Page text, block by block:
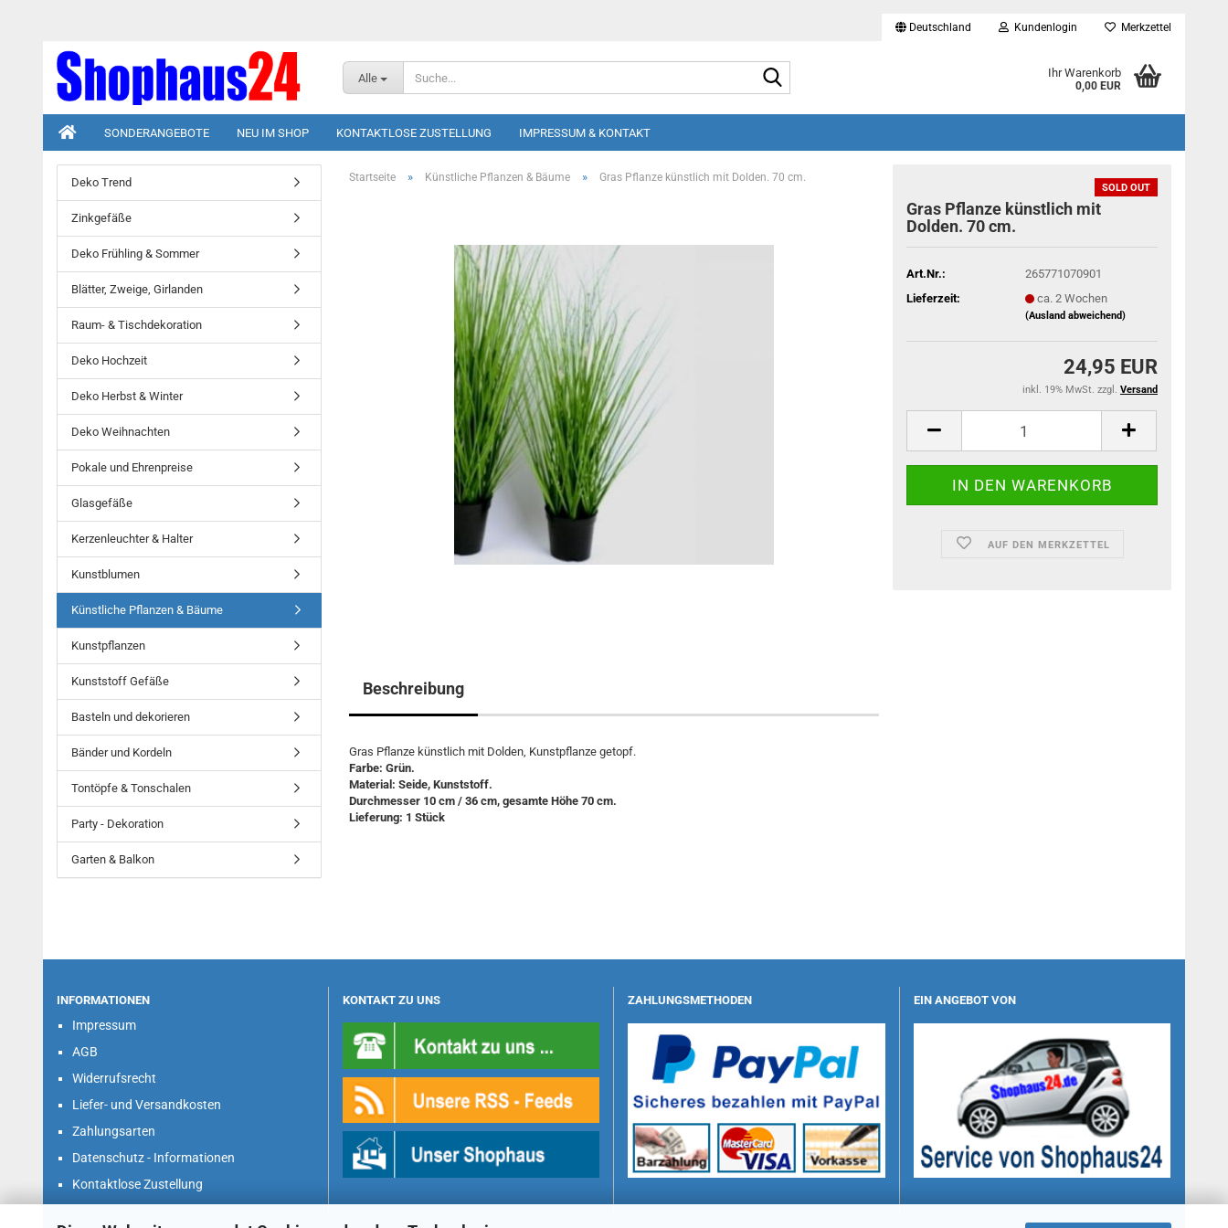
Deutschland Kundenlogin Merkzettel
Alle Ihr Warenkorb
0,00 EUR
SONDERANGEBOTE NEU IM SHOP KONTAKTLOSE ZUSTELLUNG IMPRESSUM & KONTAKT
Startseite » Künstliche Pflanzen & Bäume » Gras Pflanze künstlich mit Dolden. 70 cm.
SOLD OUT
Gras Pflanze künstlich mit
Dolden. 70 cm.
Art.Nr.:
265771070901
Lieferzeit:
ca. 2 Wochen
(Ausland abweichend)
24,95 EUR
inkl. 19% MwSt. zzgl. Versand
AUF DEN MERKZETTEL
Beschreibung
Gras Pflanze künstlich mit Dolden, Kunstpflanze getopf.
Farbe: Grün.
Material: Seide, Kunststoff.
Durchmesser 10 cm / 36 cm, gesamte Höhe 70 cm.
Lieferung: 1 Stück
Deko Trend
Zinkgefäße
Deko Frühling & Sommer
Blätter, Zweige, Girlanden
Raum- & Tischdekoration
Deko Hochzeit
Deko Herbst & Winter
Deko Weihnachten
Pokale und Ehrenpreise
Glasgefäße
Kerzenleuchter & Halter
Kunstblumen
Künstliche Pflanzen & Bäume
Kunstpflanzen
Kunststoff Gefäße
Basteln und dekorieren
Bänder und Kordeln
Tontöpfe & Tonschalen
Party - Dekoration
Garten & Balkon
INFORMATIONEN
Impressum
AGB
Widerrufsrecht
Liefer- und Versandkosten
Zahlungsarten
Datenschutz - Informationen
Kontaktlose Zustellung
KONTAKT ZU UNS ZAHLUNGSMETHODEN EIN ANGEBOT VON